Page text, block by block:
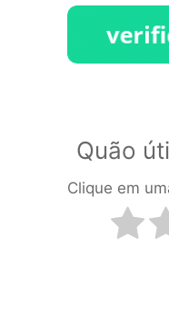
Quão
Clique em